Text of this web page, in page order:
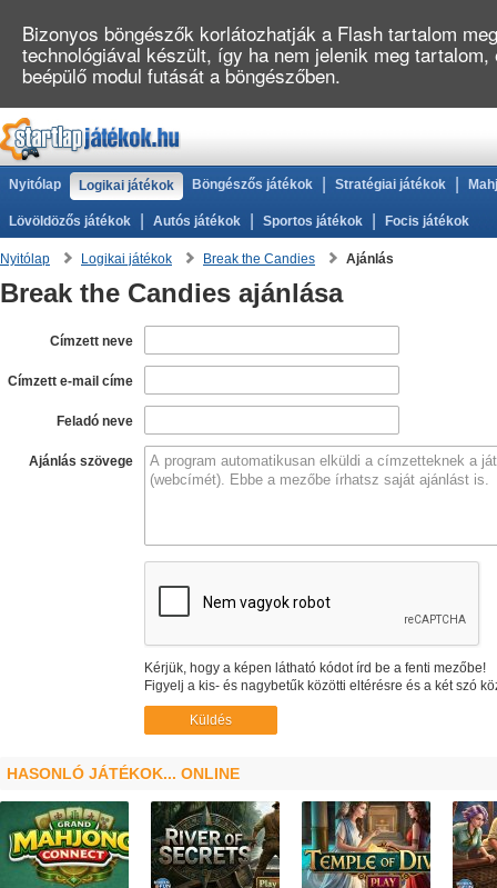
Nyitólap Logikai játékok Böngészős játékok Stratégiai játékok
Lövöldözős játékok Autós játékok Sportos játékok Focis játékok
Nyitólap Logikai játékok Break the Candies Ajánlás
Break the Candies ajánlása
Címzett neve
Címzett e-mail címe
Feladó neve
Ajánlás szövege
Kérjük, hogy a képen látható kódot írd be a fenti mezőbe!
Figyelj a kis- és nagybetűk közötti eltérésre és a két szó
HASONLÓ JÁTÉKOK... ONLINE
Bizonyos böngészők korlátozhatják a Flash tartalom
technológiával készült, így ha nem jelenik meg
beépülő modul futását a böngészőben.